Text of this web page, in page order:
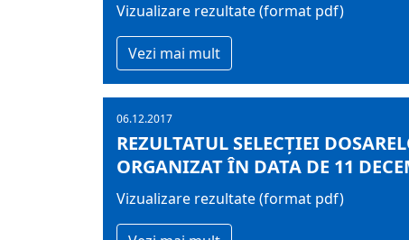
Vizualizare rezultate (format pdf)
Vezi mai mult
06.12.2017
REZULTATUL SELECŢIEI
ORGANIZAT ÎN DATA DE 11
Vizualizare rezultate (format pdf)